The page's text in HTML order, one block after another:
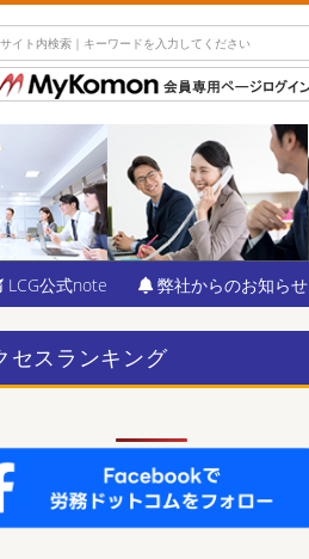
LCG公式note 弊社からのお知らせ
セスランキング